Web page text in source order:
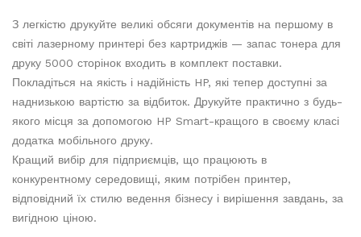
З легкістю друкуйте великі обсяги документів на першому в
світі лазерному принтері без картриджів — запас тонера для
друку 5000 сторінок входить в комплект поставки.
Покладіться на якість і надійність HP, які тепер доступні за
наднизькою вартістю за відбиток. Друкуйте практично з будь-
якого місця за допомогою HP Smart-кращого в своєму класі
додатка мобільного друку.
Кращий вибір для підприємців, що працюють в
конкурентному середовищі, яким потрібен принтер,
відповідний їх стилю ведення бізнесу і вирішення завдань, за
вигідною ціною.